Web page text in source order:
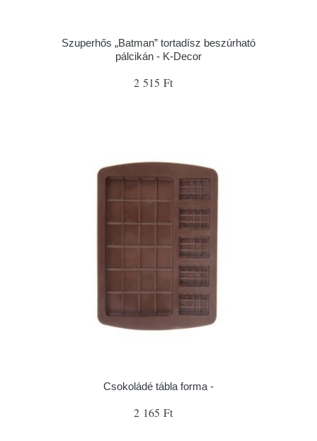
Szuperhős „Batman” tortadísz beszúrható
pálcikán - K-Decor
2 515 Ft
Csokoládé tábla forma -
2 165 Ft